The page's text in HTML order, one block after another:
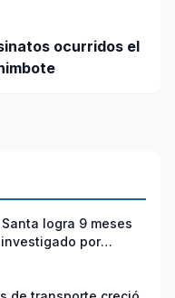
ocurridos el
logra 9 meses
por
feminicidio